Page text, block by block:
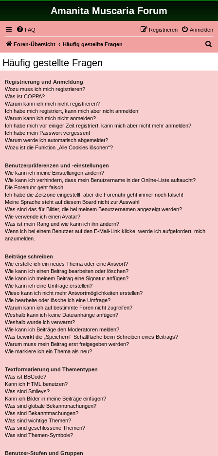
Amanita Muscaria Forum
FAQ Anmelden
Registrieren
Foren-Übersicht Häufig gestellte Fragen
Häufig gestellte Fragen
Registrierung und Anmeldung
Wozu muss ich mich registrieren?
Was ist COPPA?
Warum kann ich mich nicht registrieren?
Ich habe mich registriert, kann mich aber nicht anmelden!
Warum kann ich mich nicht anmelden?
Ich habe mich vor einiger Zeit registriert, kann mich aber nicht mehr anmelden?!
Ich habe mein Passwort vergessen!
Warum werde ich automatisch abgemeldet?
Wozu ist die Funktion „Alle Cookies löschen“?
Benutzerpräferenzen und -einstellungen
Wie kann ich meine Einstellungen ändern?
Wie kann ich verhindern, dass mein Benutzername in der Online-Liste auftaucht?
Die Forenuhr geht falsch!
Ich habe die Zeitzone eingestellt, aber die Forenuhr geht immer noch falsch!
Meine Sprache steht auf diesem Board nicht zur Auswahl!
Was sind das für Bilder, die bei meinem Benutzernamen angezeigt werden?
Wie verwende ich einen Avatar?
Was ist mein Rang und wie kann ich ihn ändern?
Wenn ich bei einem Benutzer auf den E-Mail-Link klicke, werde ich aufgefordert, mich
anzumelden.
Beiträge schreiben
Wie erstelle ich ein neues Thema oder eine Antwort?
Wie kann ich einen Beitrag bearbeiten oder löschen?
Wie kann ich meinem Beitrag eine Signatur anfügen?
Wie kann ich eine Umfrage erstellen?
Wieso kann ich nicht mehr Antwortmöglichkeiten erstellen?
Wie bearbeite oder lösche ich eine Umfrage?
Warum kann ich auf bestimmte Foren nicht zugreifen?
Weshalb kann ich keine Dateianhänge anfügen?
Weshalb wurde ich verwarnt?
Wie kann ich Beiträge den Moderatoren melden?
Was bewirkt die „Speichern“-Schaltfläche beim Schreiben eines Beitrags?
Warum muss mein Beitrag erst freigegeben werden?
Wie markiere ich ein Thema als neu?
Textformatierung und Thementypen
Was ist BBCode?
Kann ich HTML benutzen?
Was sind Smileys?
Kann ich Bilder in meine Beiträge einfügen?
Was sind globale Bekanntmachungen?
Was sind Bekanntmachungen?
Was sind wichtige Themen?
Was sind geschlossene Themen?
Was sind Themen-Symbole?
Benutzer-Stufen und Gruppen